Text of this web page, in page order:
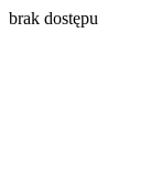
brak dostępu